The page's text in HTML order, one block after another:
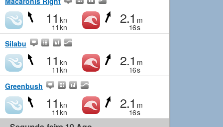
11 kn
11 kn
2.1 m
16s
Silabu
11 kn
11 kn
2.1 m
16s
Greenbush
11 kn
11 kn
2.1 m
16s